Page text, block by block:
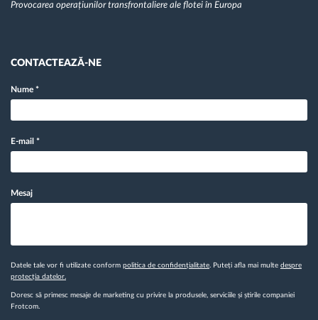
Provocarea operațiunilor transfrontaliere ale flotei în Europa
CONTACTEAZĂ-NE
Nume *
E-mail *
Mesaj
Datele tale vor fi utilizate conform politica de confidențialitate. Puteți afla mai multe despre
protecția datelor.
Doresc să primesc mesaje de marketing cu privire la produsele, serviciile și știrile companiei
Frotcom.